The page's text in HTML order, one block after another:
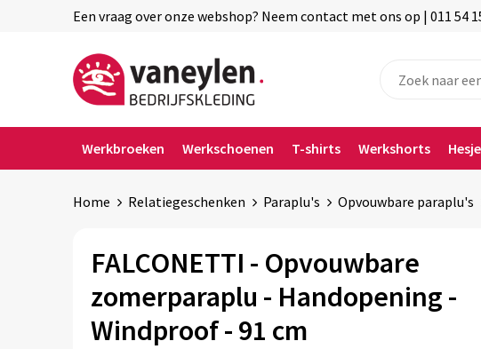
Een vraag over onze webshop? Neem contact met ons op | 011 54
Werkbroeken Werkschoenen T-shirts Werkshorts
Home Relatiegeschenken Paraplu's Opvouwbare paraplu's
FALCONETTI - Opvouwbare
zomerparaplu - Handopening -
Windproof - 91 cm